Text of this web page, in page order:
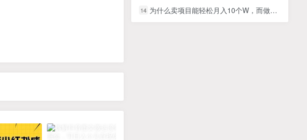
14 为什么卖项目能轻松月入10个W，而做项目却真正賺不到什么钱？原因竟然是这个！